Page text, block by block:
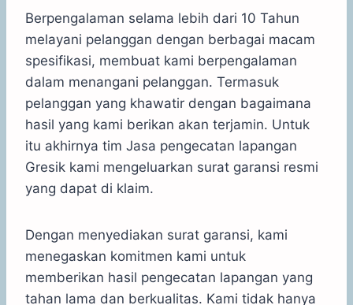
Berpengalaman selama lebih dari 10 Tahun
melayani pelanggan dengan berbagai macam
spesifikasi, membuat kami berpengalaman
dalam menangani pelanggan. Termasuk
pelanggan yang khawatir dengan bagaimana
hasil yang kami berikan akan terjamin. Untuk
itu akhirnya tim Jasa pengecatan lapangan
Gresik kami mengeluarkan surat garansi resmi
yang dapat di klaim.
Dengan menyediakan surat garansi, kami
menegaskan komitmen kami untuk
memberikan hasil pengecatan lapangan yang
tahan lama dan berkualitas. Kami tidak hanya